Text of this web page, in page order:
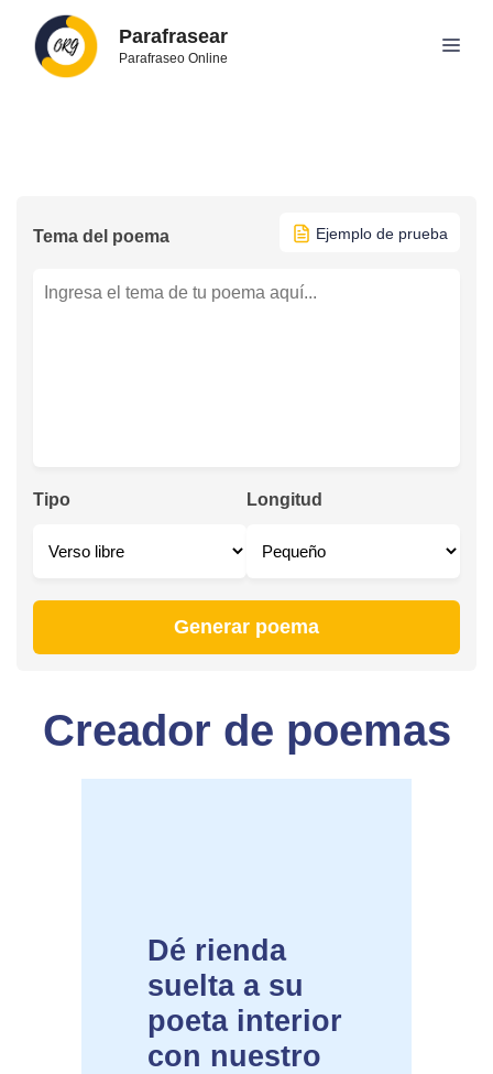
Saltar
contenido
Parafrasear
Parafraseo Online
Tema del poema Ejemplo de prueba
Tipo Longitud
Generar poema
Creador de poemas
Dé rienda
suelta a su
poeta interior
con nuestro